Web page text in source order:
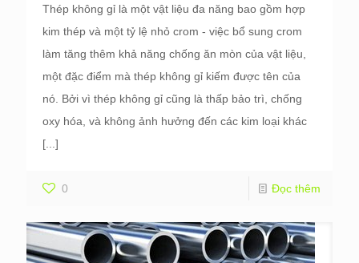
Thép không gỉ là một vật liệu đa năng bao gồm hợp
kim thép và một tỷ lệ nhỏ crom - việc bổ sung crom
làm tăng thêm khả năng chống ăn mòn của vật liệu,
một đặc điểm mà thép không gỉ kiếm được tên của
nó. Bởi vì thép không gỉ cũng là thấp bảo trì, chống
oxy hóa, và không ảnh hưởng đến các kim loại khác
[...]
0 Đọc thêm